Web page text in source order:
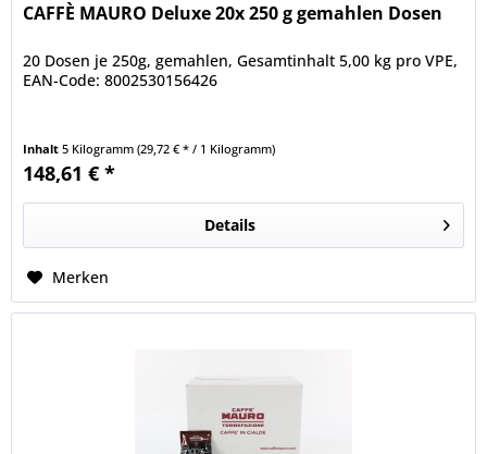
CAFFÈ MAURO Deluxe 20x 250 g gemahlen Dosen
20 Dosen je 250g, gemahlen, Gesamtinhalt 5,00 kg pro VPE,
EAN-Code: 8002530156426
Inhalt5 Kilogramm(29,72 € * / 1 Kilogramm)
148,61 € *
Details
Merken